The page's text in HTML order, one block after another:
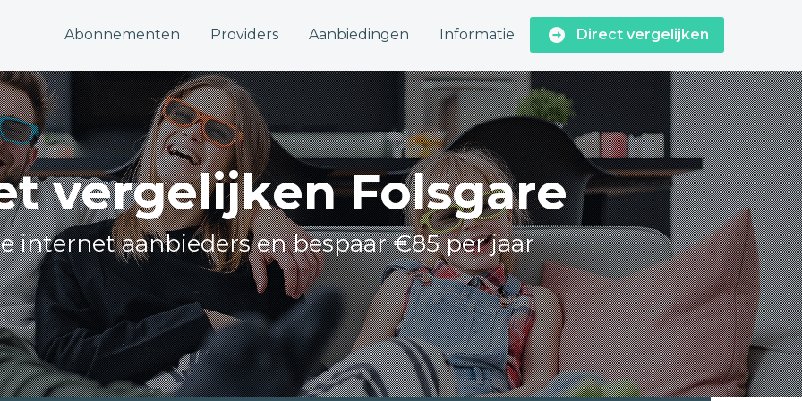
Abonnementen Providers Aanbiedingen Informatie Direct vergelijken
vergelijken Folsgare
internet aanbieders en bespaar €85 per jaar